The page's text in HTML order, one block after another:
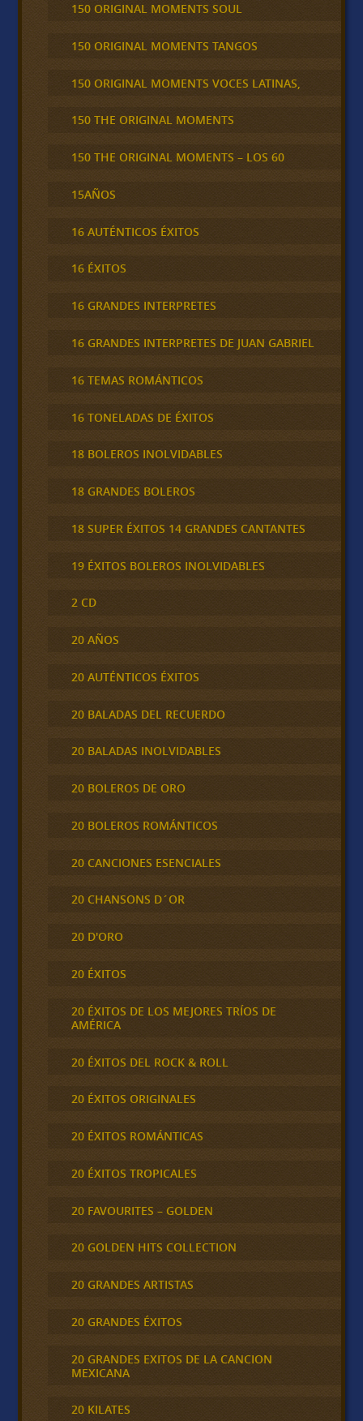
150 ORIGINAL MOMENTS SOUL
150 ORIGINAL MOMENTS TANGOS
150 ORIGINAL MOMENTS VOCES LATINAS,
150 THE ORIGINAL MOMENTS
150 THE ORIGINAL MOMENTS – LOS 60
15AÑOS
16 AUTÉNTICOS ÉXITOS
16 ÉXITOS
16 GRANDES INTERPRETES
16 GRANDES INTERPRETES DE JUAN GABRIEL
16 TEMAS ROMÁNTICOS
16 TONELADAS DE ÉXITOS
18 BOLEROS INOLVIDABLES
18 GRANDES BOLEROS
18 SUPER ÉXITOS 14 GRANDES CANTANTES
19 ÉXITOS BOLEROS INOLVIDABLES
2 CD
20 AÑOS
20 AUTÉNTICOS ÉXITOS
20 BALADAS DEL RECUERDO
20 BALADAS INOLVIDABLES
20 BOLEROS DE ORO
20 BOLEROS ROMÁNTICOS
20 CANCIONES ESENCIALES
20 CHANSONS D´OR
20 D'ORO
20 ÉXITOS
20 ÉXITOS DE LOS MEJORES TRÍOS DE
AMÉRICA
20 ÉXITOS DEL ROCK & ROLL
20 ÉXITOS ORIGINALES
20 ÉXITOS ROMÁNTICAS
20 ÉXITOS TROPICALES
20 FAVOURITES – GOLDEN
20 GOLDEN HITS COLLECTION
20 GRANDES ARTISTAS
20 GRANDES ÉXITOS
20 GRANDES EXITOS DE LA CANCION
MEXICANA
20 KILATES